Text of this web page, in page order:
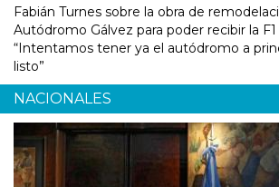
Fabián Turnes sobre la obra de
Autódromo Gálvez para poder recibir la
“Intentamos tener ya el autódromo a
listo”
NACIONALES